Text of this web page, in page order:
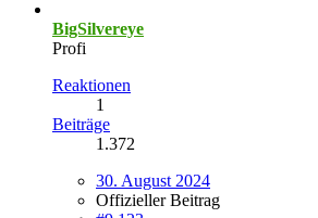
BigSilvereye
Profi
Reaktionen
1
Beiträge
1.372
30. August 2024
Offizieller Beitrag